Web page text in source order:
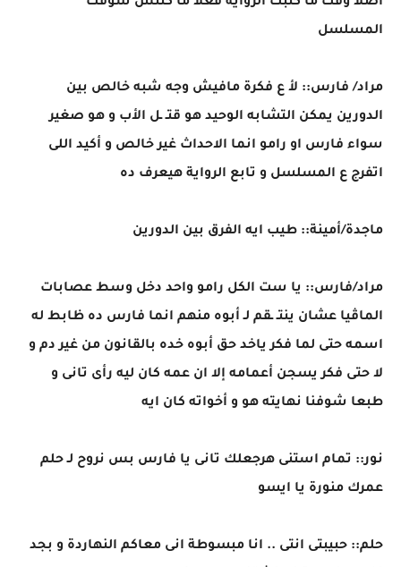
المسلسل
مراد/ فارس:: لأ ع فكرة مافيش وجه شبه خالص بين
الدورين يمكن التشابه الوحيد هو قتـ ـل الأب و هو صغير
سواء فارس او رامو انما الاحداث غير خالص و أكيد اللى
اتفرج ع المسلسل و تابع الرواية هيعرف ده
ماجدة/أمينة:: طيب ايه الفرق بين الدورين
مراد/فارس:: يا ست الكل رامو واحد دخل وسط عصابات
الماڤيا عشان ينتـ ـقم لـ أبوه منهم انما فارس ده ظابط له
اسمه حتى لما فكر ياخد حق أبوه خده بالقانون من غير دم و
لا حتى فكر يسجن أعمامه إلا ان عمه كان ليه رأى تانى و
طبعا شوفنا نهايته هو و أخواته كان ايه
نور:: تمام استنى هرجعلك تانى يا فارس بس نروح لـ حلم
عمرك منورة يا ايسو
حلم:: حبيبتى انتى .. انا مبسوطة انى معاكم النهاردة و بجد